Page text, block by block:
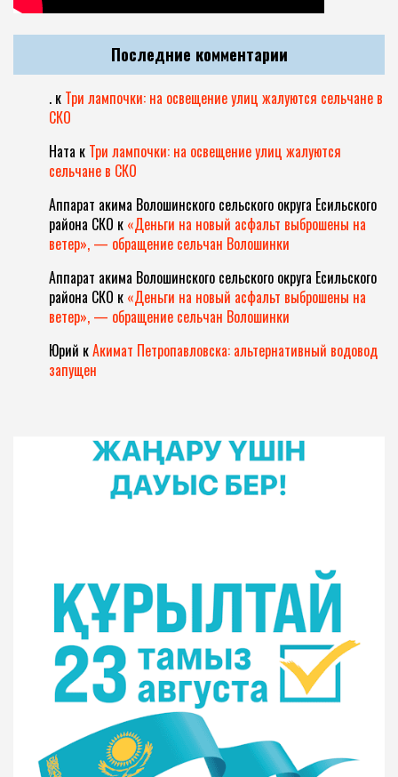
Последние комментарии
. к Три лампочки: на освещение улиц жалуются сельчане в
СКО
Ната к Три лампочки: на освещение улиц жалуются
сельчане в СКО
Аппарат акима Волошинского сельского округа Есильского
района СКО к «Деньги на новый асфальт выброшены на
ветер», — обращение сельчан Волошинки
Аппарат акима Волошинского сельского округа Есильского
района СКО к «Деньги на новый асфальт выброшены на
ветер», — обращение сельчан Волошинки
Юрий кАкимат Петропавловска: альтернативный водовод
запущен